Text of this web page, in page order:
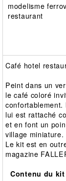
modelisme
restaurant
Café hotel
Peint dans un
le café coloré
lui est rattaché
et en font un
village miniature.
Le kit est en
magazine
Contenu du kit